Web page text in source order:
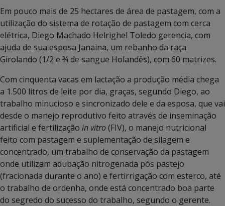
Em pouco mais de 25 hectares de área de pastagem, com a
utilização do sistema de rotação de pastagem com cerca
elétrica, Diego Machado Helrighel Toledo gerencia, com
ajuda de sua esposa Janaina, um rebanho da raça
Girolando (1/2 e ¾ de sangue Holandês), com 60 matrizes.
Com cinquenta vacas em lactação a produção média chega
a 1.500 litros de leite por dia, graças, segundo Diego, ao
trabalho minucioso e sincronizado dele e da esposa, que vai
desde o manejo reprodutivo feito através de inseminação
artificial e fertilização in vitro(FIV), o manejo nutricional
feito com pastagem e suplementação de silagem e
concentrado, um trabalho de conservação da pastagem
onde utilizam adubação nitrogenada pós pastejo
(fracionada durante o ano) e fertirrigação com esterco, até
o trabalho de ordenha, onde está concentrado boa parte
do segredo do sucesso do trabalho, segundo o gerente.